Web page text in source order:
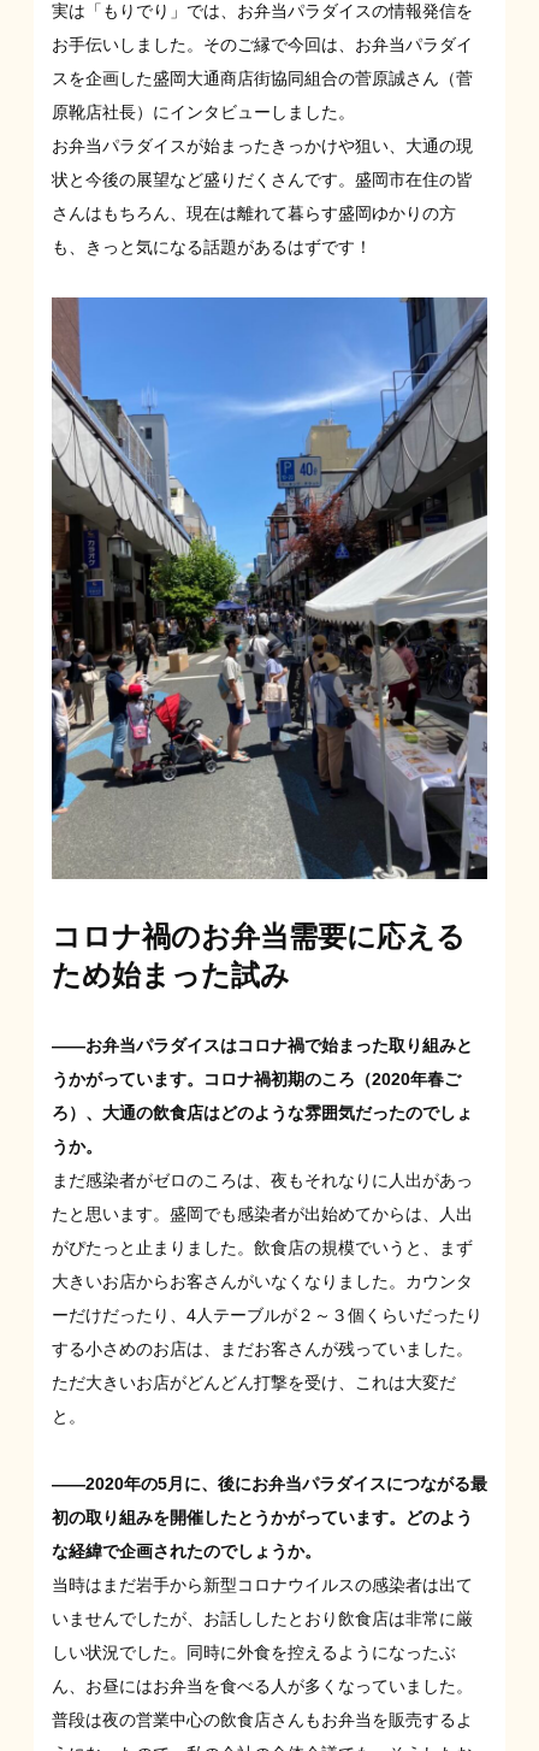
実は「もりでり」では、お弁当パラダイスの情報発信を
お手伝いしました。そのご縁で今回は、お弁当パラダイ
スを企画した盛岡大通商店街協同組合の菅原誠さん（菅
原靴店社長）にインタビューしました。
お弁当パラダイスが始まったきっかけや狙い、大通の現
状と今後の展望など盛りだくさんです。盛岡市在住の皆
さんはもちろん、現在は離れて暮らす盛岡ゆかりの方
も、きっと気になる話題があるはずです！
コロナ禍のお弁当需要に応える
ため始まった試み
――お弁当パラダイスはコロナ禍で始まった取り組みと
うかがっています。コロナ禍初期のころ（2020年春ご
ろ）、大通の飲食店はどのような雰囲気だったのでしょ
うか。
まだ感染者がゼロのころは、夜もそれなりに人出があっ
たと思います。盛岡でも感染者が出始めてからは、人出
がぴたっと止まりました。飲食店の規模でいうと、まず
大きいお店からお客さんがいなくなりました。カウンタ
ーだけだったり、4人テーブルが２～３個くらいだったり
する小さめのお店は、まだお客さんが残っていました。
ただ大きいお店がどんどん打撃を受け、これは大変だ
と。
――2020年の5月に、後にお弁当パラダイスにつながる最
初の取り組みを開催したとうかがっています。どのよう
な経緯で企画されたのでしょうか。
当時はまだ岩手から新型コロナウイルスの感染者は出て
いませんでしたが、お話ししたとおり飲食店は非常に厳
しい状況でした。同時に外食を控えるようになったぶ
ん、お昼にはお弁当を食べる人が多くなっていました。
普段は夜の営業中心の飲食店さんもお弁当を販売するよ